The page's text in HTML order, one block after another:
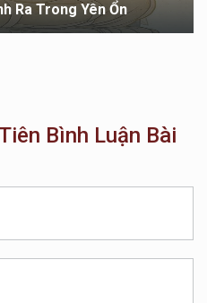
Ra Trong Yên Ổn
Bình Luận Bài